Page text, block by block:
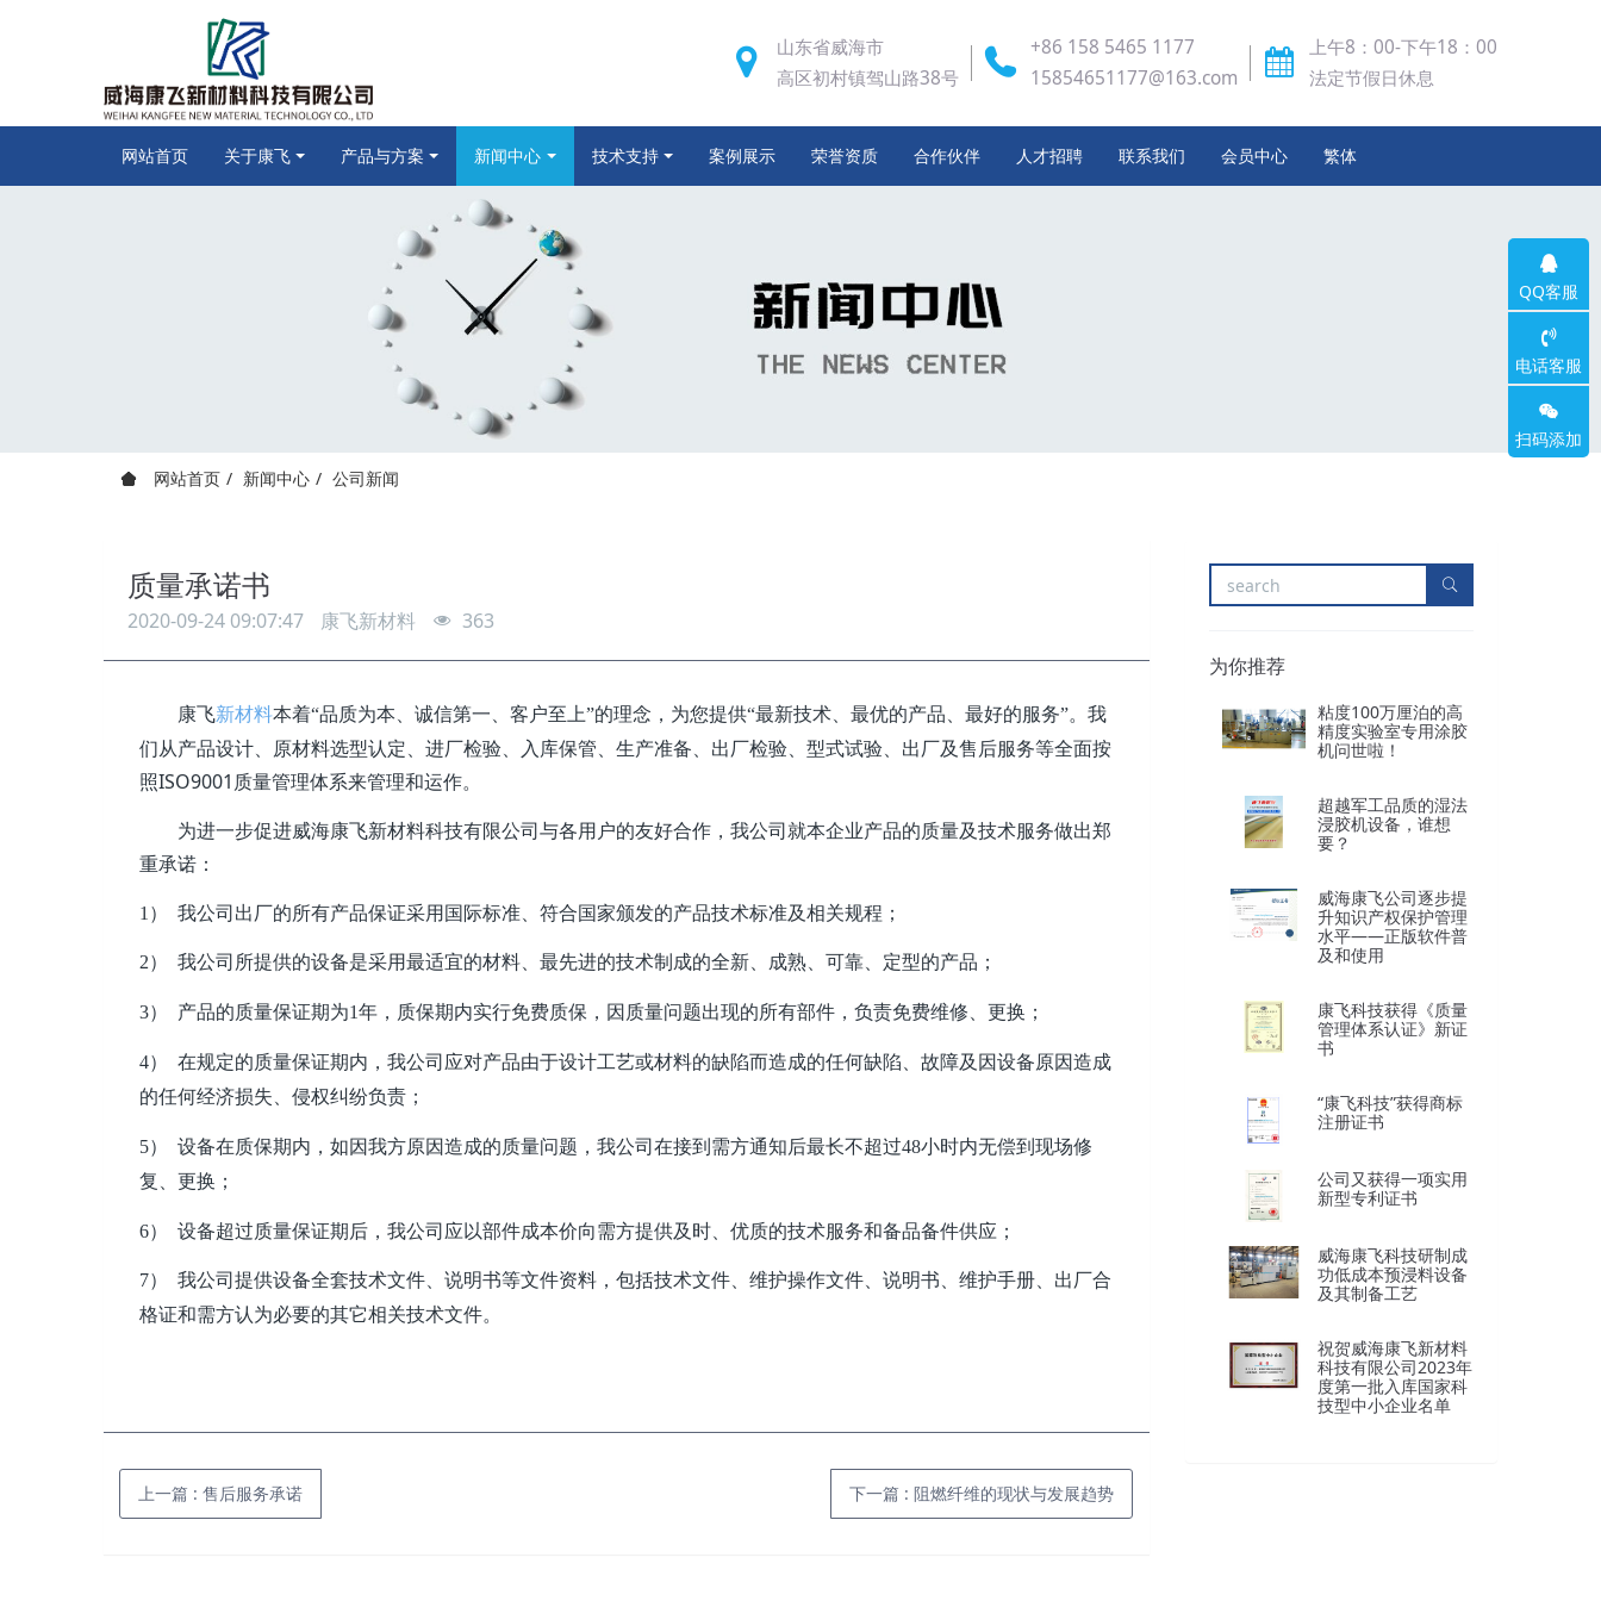
山东省威海市
高区初村镇驾山路38号
+86 158 5465 1177
15854651177@163.com
上午8：00-下午18：00
法定节假日休息
网站首页 关于康飞 产品与方案 新闻中心 技术支持 案例展示 荣誉资质 合作伙伴 人才招聘 联系我们 会员中心 繁体
网站首页 新闻中心 公司新闻
质量承诺书
2020-09-24 09:07:47 康飞新材料 363
康飞新材料本着“品质为本、诚信第一、客户至上”的理念，为您提供“最新技术、最优的产品、最好的服务”。 我
们从产品设计、原材料选型认定、进厂检验、入库保管、生产准备、出厂检验、型式试验、出厂及售后服务等全面按
照ISO9001质量管理体系来管理和运作。
为进一步促进威海康飞新材料科技有限公司与各用户的友好合作，我公司就本企业产品的质量及技术服务做出郑
重承诺：
1） 我公司出厂的所有产品保证采用国际标准、符合国家颁发的产品技术标准及相关规程；
2） 我公司所提供的设备是采用最适宜的材料、最先进的技术制成的全新、成熟、可靠、定型的产品；
3） 产品的质量保证期为1年，质保期内实行免费质保，因质量问题出现的所有部件，负责免费维修、更换；
4） 在规定的质量保证期内，我公司应对产品由于设计工艺或材料的缺陷而造成的任何缺陷、故障及因设备原因造成
的任何经济损失、侵权纠纷负责；
5） 设备在质保期内，如因我方原因造成的质量问题，我公司在接到需方通知后最长不超过48小时内无偿到现场修
复、更换；
6） 设备超过质量保证期后，我公司应以部件成本价向需方提供及时、优质的技术服务和备品备件供应；
7） 我公司提供设备全套技术文件、说明书等文件资料，包括技术文件、维护操作文件、说明书、维护手册、出厂合
格证和需方认为必要的其它相关技术文件。
上一篇 :售后服务承诺 下一篇 :阻燃纤维的现状与发展趋势
为你推荐
粘度100万厘泊的高
精度实验室专用涂胶
机问世啦！
超越军工品质的湿法
浸胶机设备，谁想
要？
威海康飞公司逐步提
升知识产权保护管理
水平——正版软件普
及和使用
康飞科技获得《质量
管理体系认证》新证
书
“康飞科技”获得商标
注册证书
公司又获得一项实用
新型专利证书
威海康飞科技研制成
功低成本预浸料设备
及其制备工艺
祝贺威海康飞新材料
科技有限公司2023年
度第一批入库国家科
技型中小企业名单
QQ客服
电话客服
扫码添加
微信